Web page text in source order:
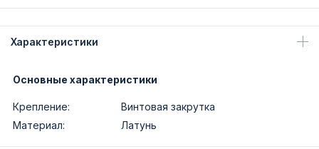
Характеристики
Основные характеристики
Крепление:
Винтовая закрутка
Материал:
Латунь